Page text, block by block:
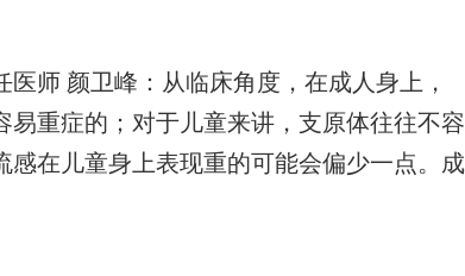
师 颜卫峰：从临床角度，在成人身上，
重症的；对于儿童来讲，支原体往往不容
在儿童身上表现重的可能会偏少一点。成